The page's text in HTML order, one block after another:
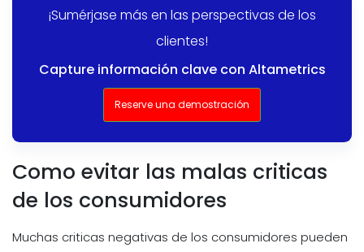
¡Sumérjase más en las perspectivas de los
clientes!
Capture información clave con Altametrics
Reserve una demostración
Como evitar las malas criticas
de los consumidores
Muchas criticas negativas de los consumidores pueden